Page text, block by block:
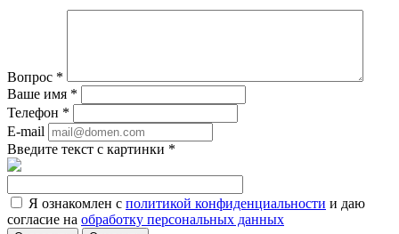
Вопрос *
Ваше имя *
Телефон *
E-mail
Введите текст с картинки *
Я ознакомлен с политикой конфиденциальности и даю
согласие на обработку персональных данных